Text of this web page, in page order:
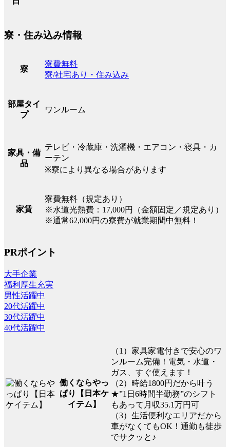
寮・住み込み情報
寮
寮費無料
寮/社宅あり・住み込み
部屋タイ
プ
ワンルーム
家具・備
品
テレビ・冷蔵庫・洗濯機・エアコン・寝具・カ
ーテン
※寮により異なる場合があります
家賃
寮費無料（規定あり）
※水道光熱費：17,000円（金額固定／規定あり）
※通常62,000円の寮費が就業期間中無料！
PRポイント
大手企業
福利厚生充実
男性活躍中
20代活躍中
30代活躍中
40代活躍中
働くならやっ
ぱり【日本ケ
イテム】
（1）家具家電付きで安心のワ
ンルーム完備！電気・水道・
ガス、すぐ使えます！
（2）時給1800円だから叶う
★”1日6時間半勤務”のシフト
もあって月収35.1万円可
（3）生活便利なエリアだから
車がなくてもOK！通勤も徒歩
でサクッと♪